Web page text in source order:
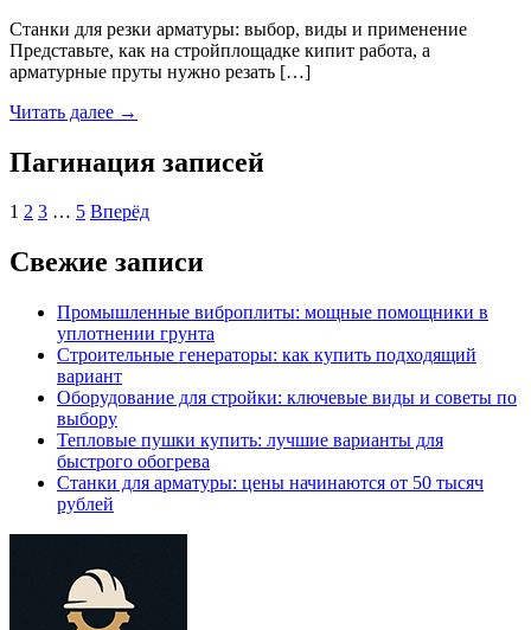
Станки для резки арматуры: выбор, виды и применение
Представьте, как на стройплощадке кипит работа, а
арматурные пруты нужно резать […]
Читать далее →
Пагинация записей
1 2 3 … 5 Вперёд
Свежие записи
Промышленные виброплиты: мощные помощники в
уплотнении грунта
Строительные генераторы: как купить подходящий
вариант
Оборудование для стройки: ключевые виды и советы по
выбору
Тепловые пушки купить: лучшие варианты для
быстрого обогрева
Станки для арматуры: цены начинаются от 50 тысяч
рублей